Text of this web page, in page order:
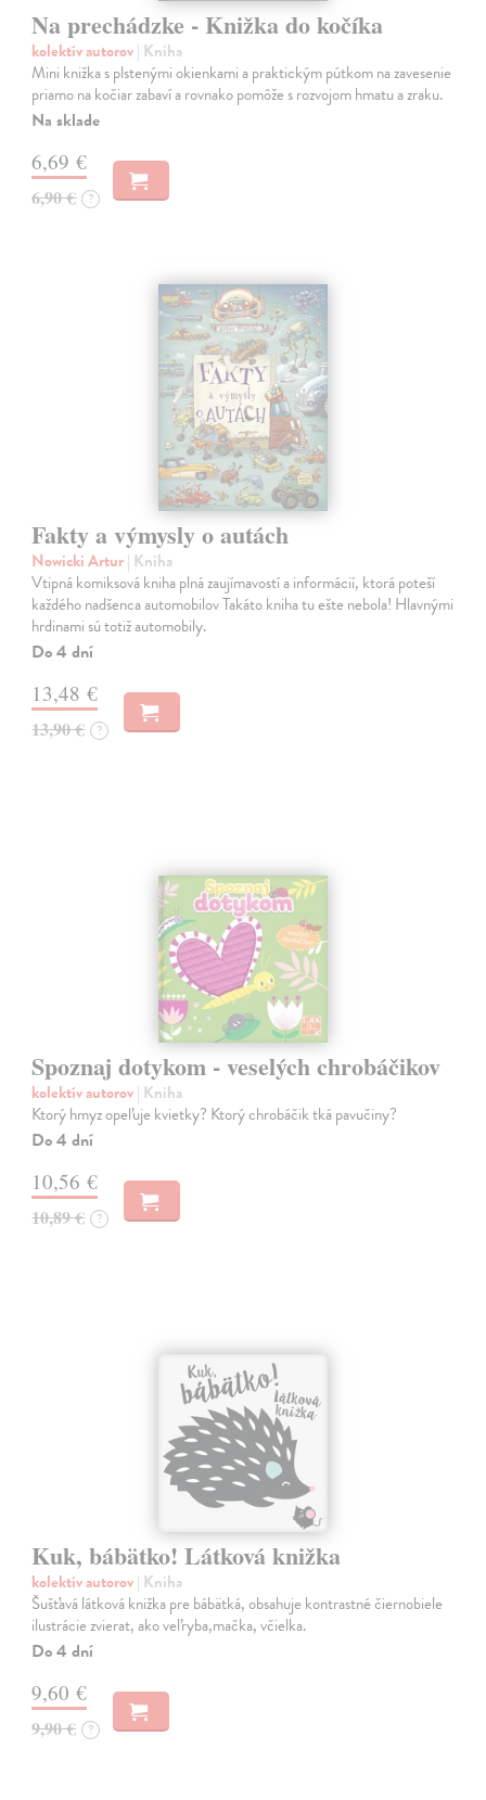
Na prechádzke - Knižka do kočíka
kolektív autorov| Kniha
Mini knižka s plstenými okienkami a praktickým pútkom na zavesenie
priamo na kočiar zabaví a rovnako pomôže s rozvojom hmatu a zraku.
Na sklade
6,69 €
6,90 € ?
Fakty a výmysly o autách
Nowicki Artur| Kniha
Vtipná komiksová kniha plná zaujímavostí a informácií, ktorá poteší
každého nadšenca automobilov Takáto kniha tu ešte nebola! Hlavnými
hrdinami sú totiž automobily.
Do 4 dní
13,48 €
13,90 € ?
Spoznaj dotykom - veselých chrobáčikov
kolektív autorov| Kniha
Ktorý hmyz opeľuje kvietky? Ktorý chrobáčik tká pavučiny?
Do 4 dní
10,56 €
10,89 € ?
Kuk, bábätko! Látková knižka
kolektív autorov| Kniha
Šušťavá látková knižka pre bábätká, obsahuje kontrastné čiernobiele
ilustrácie zvierat, ako veľryba,mačka, včielka.
Do 4 dní
9,60 €
9,90 € ?